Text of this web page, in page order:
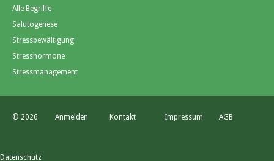
Alle Begriffe
Salutogenese
Stressbewältigung
Stresshormone
Stressmanagement
© 2026 Anmelden Kontakt Impressum AGB
Datenschutz